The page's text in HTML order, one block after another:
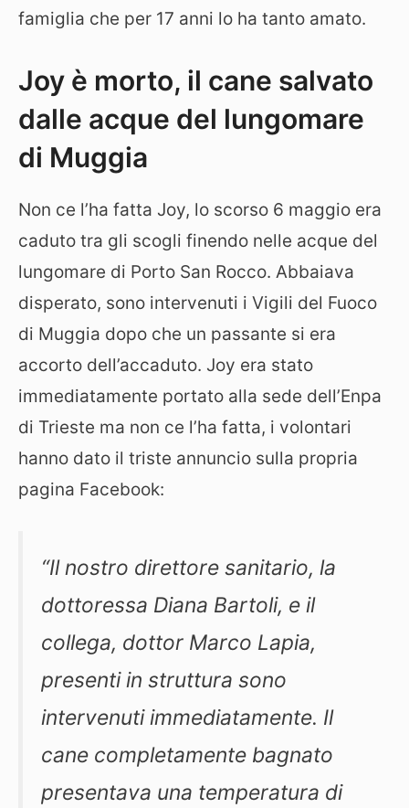
famiglia che per 17 anni lo ha tanto amato.
Joy è morto, il cane salvato
dalle acque del lungomare
di Muggia
Non ce l’ha fatta Joy, lo scorso 6 maggio era
caduto tra gli scogli finendo nelle acque del
lungomare di Porto San Rocco. Abbaiava
disperato, sono intervenuti i Vigili del Fuoco
di Muggia dopo che un passante si era
accorto dell’accaduto. Joy era stato
immediatamente portato alla sede dell’Enpa
di Trieste ma non ce l’ha fatta, i volontari
hanno dato il triste annuncio sulla propria
pagina Facebook:
“Il nostro direttore sanitario, la
dottoressa Diana Bartoli, e il
collega, dottor Marco Lapia,
presenti in struttura sono
intervenuti immediatamente. Il
cane completamente bagnato
presentava una temperatura di